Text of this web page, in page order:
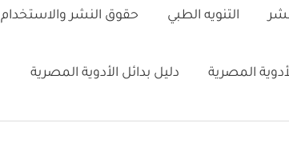
التنويه الطبي حقوق النشر والاستخدام
المصرية دليل بدائل الأدوية المصرية